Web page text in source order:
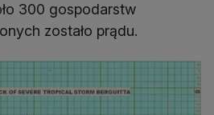
300 gospodarstw
zostało prądu.